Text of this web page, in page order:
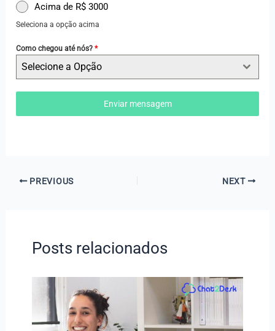
Acima de R$ 3000
Seleciona a opção acima
Como chegou até nós?*
Selecione a Opção
Enviar mensagem
PREVIOUS NEXT
Posts relacionados